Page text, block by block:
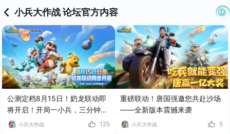
小兵大作战 论坛官方内容
公测定档8月15日！奶龙联动即
将开启！开局一小兵，三分钟爽
赢！小兵大作战 125
重磅联动！唐国强邀您共赴沙场
——全新版本震撼来袭
小兵大作战 5